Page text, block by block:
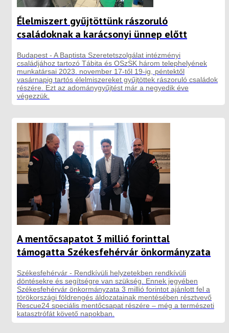
Élelmiszert gyűjtöttünk rászoruló
családoknak a karácsonyi ünnep előtt
Budapest - A Baptista Szeretetszolgálat intézményi
családjához tartozó Tábita és OSzSK három telephelyének
munkatársai 2023. november 17-től 19-ig, péntektől
vasárnapig tartós élelmiszereket gyűjtöttek rászoruló családok
részére. Ezt az adománygyűjtést már a negyedik éve
végezzük.
A mentőcsapatot 3 millió forinttal
támogatta Székesfehérvár önkormányzata
Székesfehérvár - Rendkívüli helyzetekben rendkívüli
döntésekre és segítségre van szükség. Ennek jegyében
Székesfehérvár önkormányzata 3 millió forintot ajánlott fel a
törökországi földrengés áldozatainak mentésében résztvevő
Rescue24 speciális mentőcsapat részére – még a természeti
katasztrófát követő napokban.